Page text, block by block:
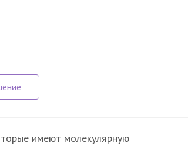
имеют молекулярную